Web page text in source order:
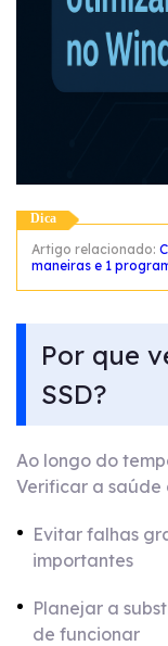
Dica
Artigo relacionado:
maneiras e 1
Por que
SSD?
Ao longo do
Verificar a saúde
Evitar falhas
importantes
Planejar a
de funcionar